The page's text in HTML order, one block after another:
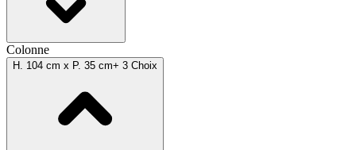
Colonne
H. 104 cm x P. 35 cm+ 3 Choix